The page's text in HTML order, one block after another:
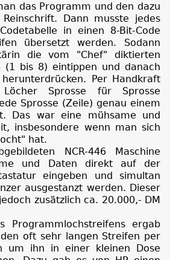
das Programm und den dazu
Dann musste jedes
in einen 8-Bit-Code
übersetzt werden. Sodann
die vom "Chef" diktierten
(1 bis 8) eintippen und danach
Per Handkraft
Sprosse für Sprosse
Sprosse (Zeile) genau einem
Das war eine mühsame und
insbesondere wenn man sich
hat.
NCR-446 Maschine
und Daten direkt auf der
eingeben und simultan
ausgestanzt werden. Dieser
zusätzlich ca. 20.000,- DM
Programmlochstreifens ergab
oft sehr langen Streifen per
um ihn in einer kleinen Dose